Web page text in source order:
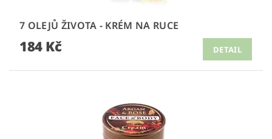
7 OLEJŮ ŽIVOTA - KRÉM NA RUCE
184 Kč DETAIL